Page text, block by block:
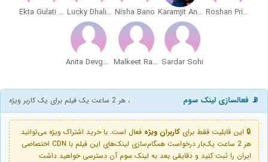
Roshan Prince
Karamjit Anmol
Nisha Bano
Lucky Dhaliwal
Ekta Gulati Khera
Sardar Sohi
Malkeet Rauni
Anita Devgan
📡 فعالسازی لینک سوم ، هر 2 ساعت یک فیلم برای یک کاربر ویژه
🔒 این قابلیت فقط برای کاربران ویژه فعال است. با خرید اشتراک ویژه می‌توانید
هر 2 ساعت یک‌بار درخواست همگام‌سازی لینک‌های این فیلم با CDN اختصاصی
ایران را ثبت کنید و دقایقی بعد به لینک سوم آن دسترسی خواهید داشت